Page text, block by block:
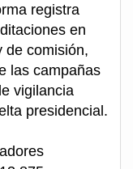
registra
en
de comisión,
las campañas
vigilancia
presidencial.